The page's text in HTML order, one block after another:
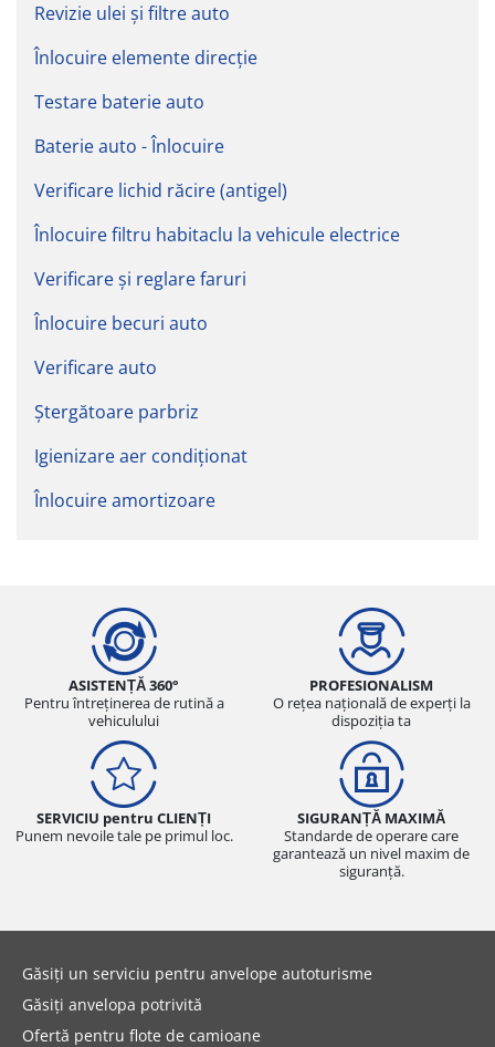
Revizie ulei şi filtre auto
Înlocuire elemente direcție
Testare baterie auto
Baterie auto - Înlocuire
Verificare lichid răcire (antigel)
Înlocuire filtru habitaclu la vehicule electrice
Verificare și reglare faruri
Înlocuire becuri auto
Verificare auto
Ștergătoare parbriz
Igienizare aer condiționat
Înlocuire amortizoare
ASISTENȚĂ 360°
Pentru întreținerea de rutină a
vehiculului
PROFESIONALISM
O rețea națională de experți la
dispoziția ta
SERVICIU pentru CLIENȚI
Punem nevoile tale pe primul loc.
SIGURANȚĂ MAXIMĂ
Standarde de operare care
garantează un nivel maxim de
siguranță.
Găsiți un serviciu pentru anvelope autoturisme
Găsiți anvelopa potrivită
Ofertă pentru flote de camioane